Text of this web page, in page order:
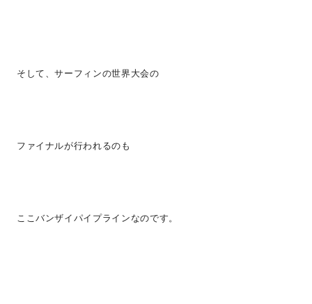
そして、サーフィンの世界大会の
ファイナルが行われるのも
ここバンザイパイプラインなのです。